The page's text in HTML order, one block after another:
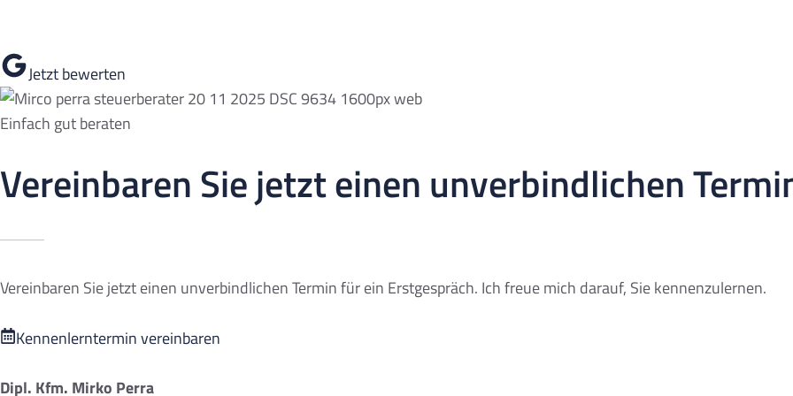
Jetzt bewerten
Einfach gut beraten
Vereinbaren Sie jetzt einen unverbindlichen
Vereinbaren Sie jetzt einen unverbindlichen Termin für ein Erstgespräch. Ich freue mich darauf, Sie kennenzulernen.
Kennenlerntermin vereinbaren
Dipl. Kfm. Mirko Perra